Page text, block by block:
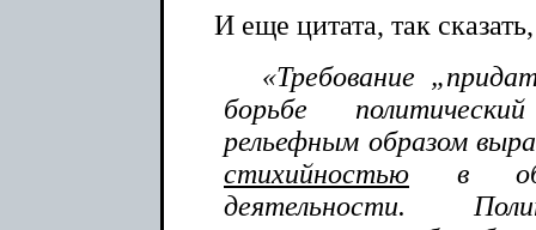
И еще цитата, так
«Требование
борьбе
рельефным образом
стихийностью в
деятельности.